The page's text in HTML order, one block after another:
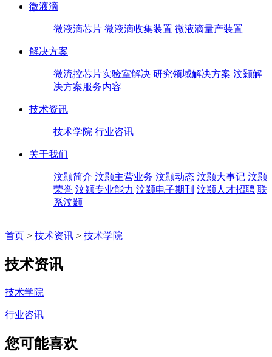
微液滴
微液滴芯片 微液滴收集装置 微液滴量产装置
解决方案
微流控芯片实验室解决 研究领域解决方案 汶颢解
决方案服务内容
技术资讯
技术学院 行业咨讯
关于我们
汶颢简介 汶颢主营业务 汶颢动态 汶颢大事记 汶颢
荣誉 汶颢专业能力 汶颢电子期刊 汶颢人才招聘 联
系汶颢
首页 > 技术资讯 > 技术学院
技术资讯
技术学院
行业咨讯
您可能喜欢